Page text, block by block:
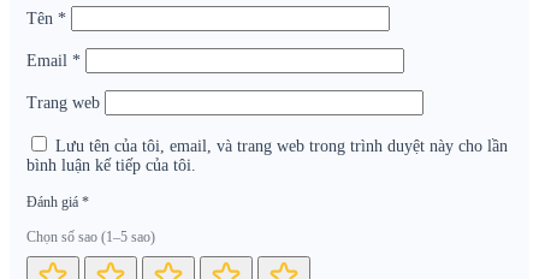
Tên *
Email *
Trang web
Lưu tên của tôi, email, và trang web trong trình duyệt này cho lần
bình luận kế tiếp của tôi.
Đánh giá *
Chọn số sao (1–5 sao)